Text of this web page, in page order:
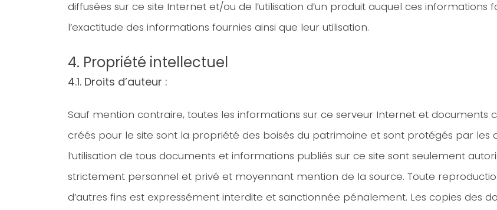
diffusées sur ce site Internet et/ou de l’utilisation d’un produit auquel ces
l’exactitude des informations fournies ainsi que leur utilisation.
4. Propriété intellectuel
4.1. Droits d’auteur :
Sauf mention contraire, toutes les informations sur ce serveur Internet et documents
créés pour le site sont la propriété des boisés du patrimoine et sont protégés par
l’utilisation de tous documents et informations publiés sur ce site sont seulement
strictement personnel et privé et moyennant mention de la source. Toute
d’autres fins est expressément interdite et sanctionnée pénalement. Les copies des